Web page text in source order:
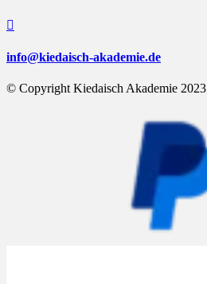

info@kiedaisch-akademie.de
© Copyright Kiedaisch Akademie 2023